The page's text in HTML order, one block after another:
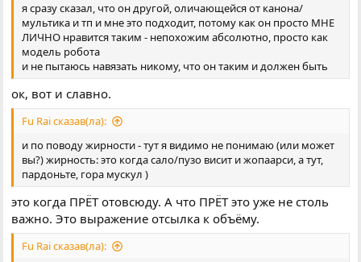
я сразу сказал, что он другой, оличающейся от канона/
мультика и тп и мне это подходит, потому как он просто МНЕ
ЛИЧНО нравится таким - непохожим абсолютно, просто как
модель робота
и не пытаюсь навязать никому, что он таким и должен быть
ок, вот и славно.
Fu Rai сказав(ла):
и по поводу жирности - тут я видимо не понимаю (или может
вы?) жирность: это когда сало/пузо висит и жопаарси, а тут,
пардоньте, гора мускул )
это когда ПРЁТ отовсюду. А что ПРЁТ это уже не столь
важно. Это выражение отсылка к объёму.
Fu Rai сказав(ла):